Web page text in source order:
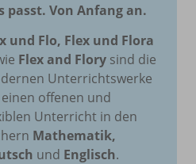
passt. Von Anfang an.
und Flo, Flex und Flora
Flex and Flory sind die
Unterrichtswerke
offenen und
Unterricht in den
Mathematik,
und Englisch.